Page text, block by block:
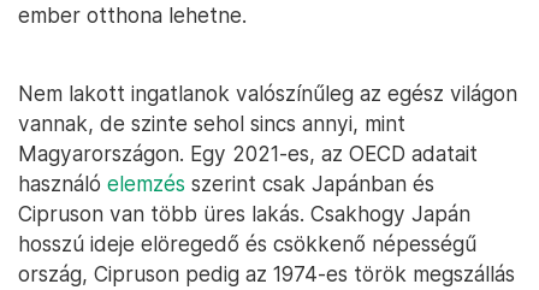
ember otthona lehetne.
Nem lakott ingatlanok valószínűleg az egész világon
vannak, de szinte sehol sincs annyi, mint
Magyarországon. Egy 2021-es, az OECD adatait
használó elemzés szerint csak Japánban és
Cipruson van több üres lakás. Csakhogy Japán
hosszú ideje elöregedő és csökkenő népességű
ország, Cipruson pedig az 1974-es török megszállás